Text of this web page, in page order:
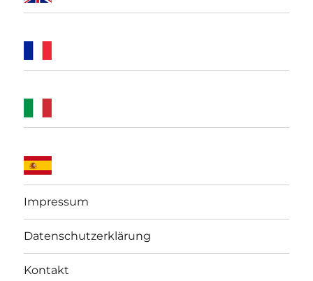
Impressum
Datenschutzerklärung
Kontakt